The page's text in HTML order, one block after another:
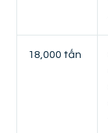
18,000 tấn